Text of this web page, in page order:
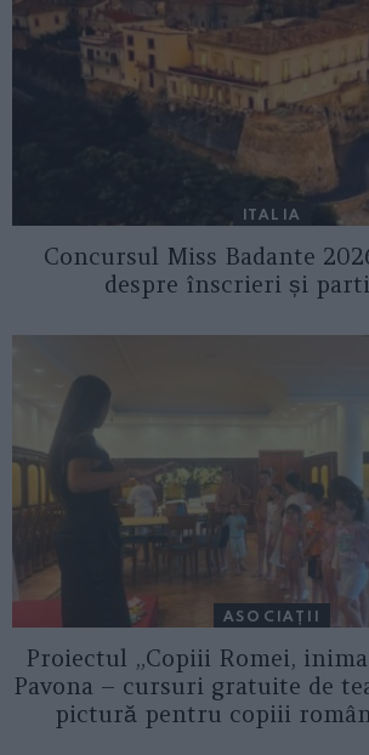
ITALIA
Concursul Miss Badante
despre înscrieri și
ASOCIAŢII
Proiectul „Copiii Romei,
Pavona – cursuri gratuite de
pictură pentru copiii